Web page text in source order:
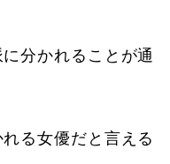
分かれることが通
る女優だと言える